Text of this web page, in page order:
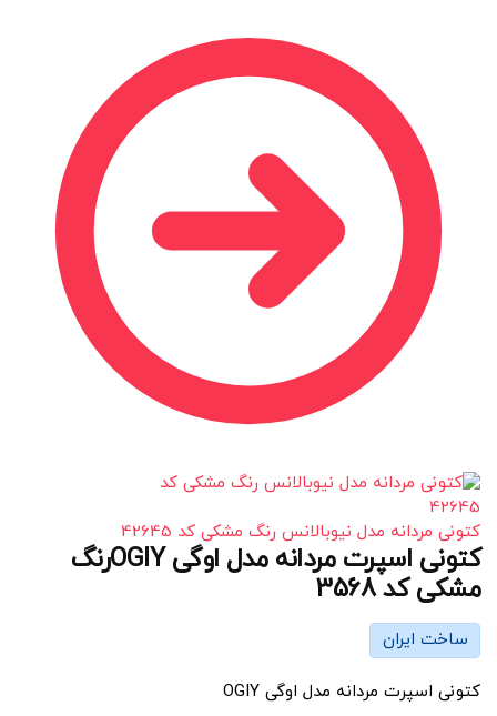
کتونی مردانه مدل نیوبالانس رنگ مشکی کد 42645
کتونی اسپرت مردانه مدل اوگی OGIYرنگ
مشکی کد 3568
ساخت ایران
کتونی اسپرت مردانه مدل اوگی OGIY